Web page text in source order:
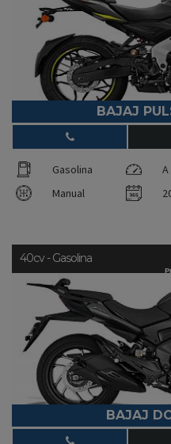
BAJAJ
Gasolina
Manual
40cv - Gasolina
BAJAJ